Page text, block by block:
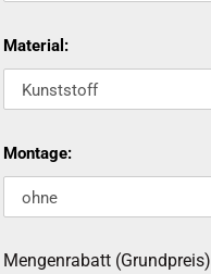
Material:
Montage:
Mengenrabatt (Grundpreis)